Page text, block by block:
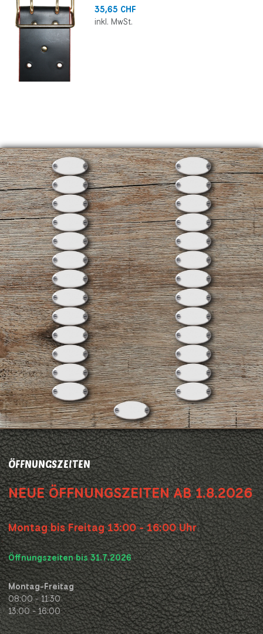
35,65 CHF
inkl. MwSt.
ÖFFNUNGSZEITEN
NEUE ÖFFNUNGSZEITEN AB 1.8.2026
Montag bis Freitag 13:00 - 16:00 Uhr
Öffnungszeiten bis 31.7.2026
Montag-Freitag
08:00 - 11:30
13:00 - 16:00